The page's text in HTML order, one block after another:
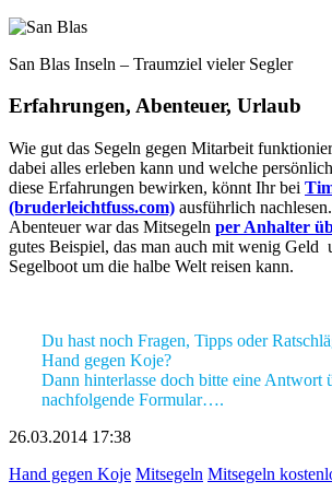
San Blas Inseln – Traumziel vieler Segler
Erfahrungen, Abenteuer, Urlaub
Wie gut das Segeln gegen Mitarbeit
dabei alles erleben kann und welche
diese Erfahrungen bewirken, könnt Ihr bei
(bruderleichtfuss.com) ausführlich
Abenteuer war das Mitsegeln per Anhalter
gutes Beispiel, das man auch mit wenig Geld
Segelboot um die halbe Welt reisen kann.
Du hast noch Fragen, Tipps oder
Hand gegen Koje?
Dann hinterlasse doch bitte eine Antwort
nachfolgende Formular….
26.03.2014 17:38
Hand gegen Koje Mitsegeln Mitsegeln